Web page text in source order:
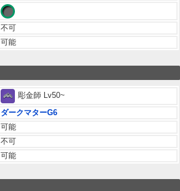
不可
可能
彫金師 Lv50~
ダークマターG6
可能
不可
可能